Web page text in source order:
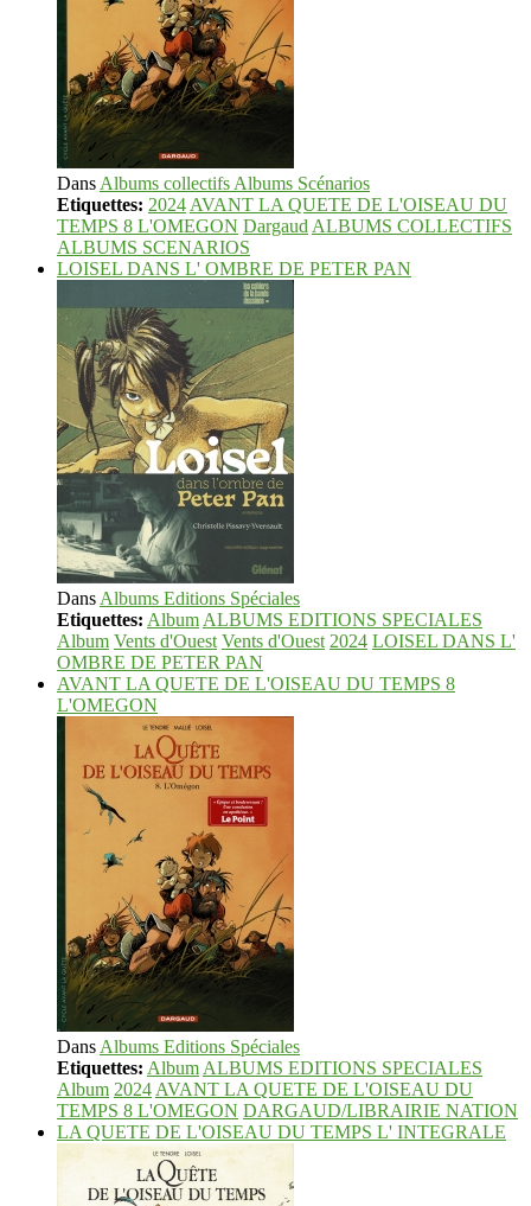
Dans Albums collectifs Albums Scénarios
Etiquettes: 2024 AVANT LA QUETE DE L'OISEAU DU
TEMPS 8 L'OMEGON Dargaud ALBUMS COLLECTIFS
ALBUMS SCENARIOS
LOISEL DANS L' OMBRE DE PETER PAN
Dans Albums Editions Spéciales
Etiquettes: Album ALBUMS EDITIONS SPECIALES
Album Vents d'Ouest Vents d'Ouest 2024 LOISEL DANS L'
OMBRE DE PETER PAN
AVANT LA QUETE DE L'OISEAU DU TEMPS 8
L'OMEGON
Dans Albums Editions Spéciales
Etiquettes: Album ALBUMS EDITIONS SPECIALES
Album 2024 AVANT LA QUETE DE L'OISEAU DU
TEMPS 8 L'OMEGON DARGAUD/LIBRAIRIE NATION
LA QUETE DE L'OISEAU DU TEMPS L' INTEGRALE